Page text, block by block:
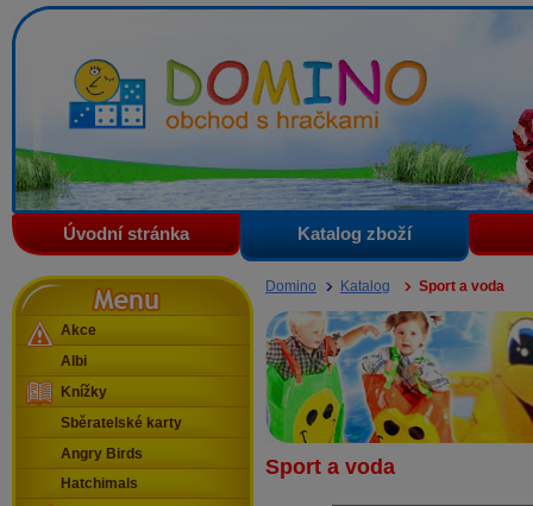
Domino - obchod s hračkami
Úvodní stránka Katalog zboží
Domino Katalog Sport a voda
Sport a voda
Menu
Akce
Albi
Knížky
Sběratelské karty
Angry Birds
Hatchimals